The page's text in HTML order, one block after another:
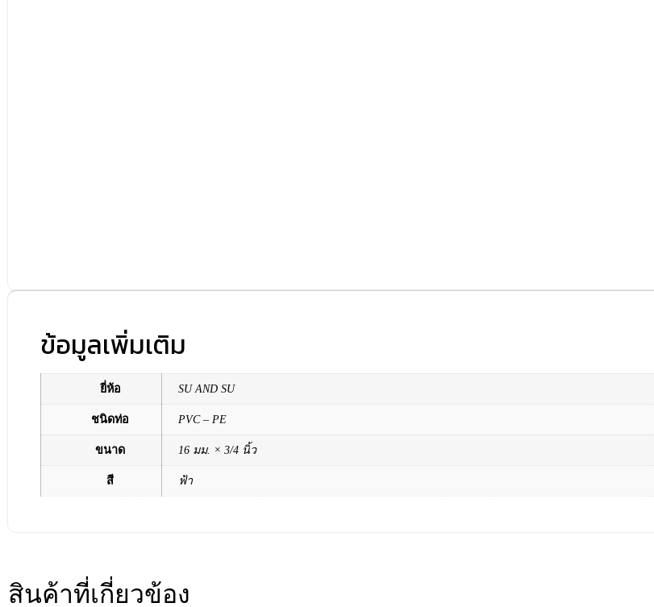
ข้อมูลเพิ่มเติม
ยี่ห้อ SU AND SU
ชนิดท่อ PVC – PE
ขนาด 16 มม. × 3/4 นิ้ว
สี ฟ้า
สินค้าที่เกี่ยวข้อง